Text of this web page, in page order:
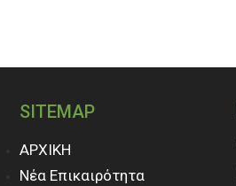
SITEMAP
ΑΡΧΙΚΗ
Νέα Επικαιρότητα